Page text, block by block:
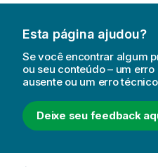
Esta página ajudou?
Se você encontrar algum
ou seu conteúdo – um
ausente ou um erro
Deixe seu feedback